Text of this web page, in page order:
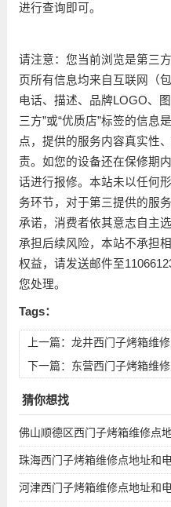
进行查询即可。
请注意：您当前浏览是第三
页所有信息均来自互联网（
电话、描述、品牌LOGO、
三方”或“优质店”标签的信息
点，提供的服务内容真实性
责。如您的设备还在保修期
话进行报修。本站未以任何
务环节，对于第三提供的服
承诺，消费者依其意志自主
承担后续风险，本站不承担
权益，请发送邮件至
您处理。
Tags：
上一篇： 龙井西门子烤箱维
下一篇： 东营西门子烤箱维
猜你想找
佛山顺德区西门子烤箱维修点
珠海西门子烤箱维修点地址和
河津西门子烤箱维修点地址和